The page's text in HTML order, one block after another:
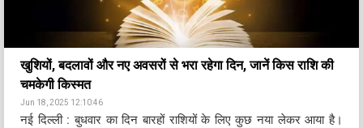
खुशियों, बदलावों और नए अवसरों से भरा रहेगा दिन, जानें किस राशि की
चमकेगी किस्मत
Jun 18, 2025 12:10:46
नई दिल्ली : बुधवार का दिन बारहों राशियों के लिए कुछ नया लेकर आया है।